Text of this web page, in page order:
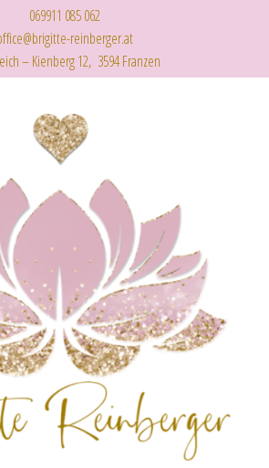
069911 085 062
reinberger.at
– Kienberg 12, 3594 Franzen